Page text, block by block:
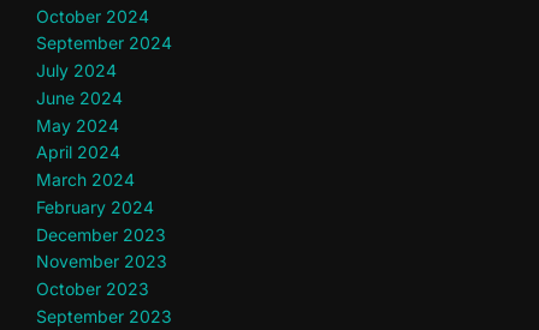
October 2024
September 2024
July 2024
June 2024
May 2024
April 2024
March 2024
February 2024
December 2023
November 2023
October 2023
September 2023